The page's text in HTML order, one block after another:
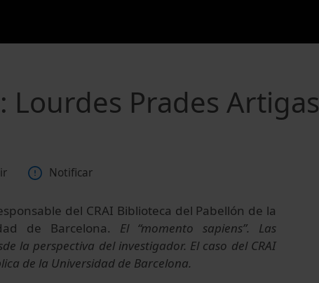
Lourdes Prades Artigas
Notificar
del CRAI Biblioteca del Pabellón de la
de Barcelona. El “momento sapiens”. Las
la perspectiva del investigador. El caso del CRAI
de la Universidad de Barcelona.